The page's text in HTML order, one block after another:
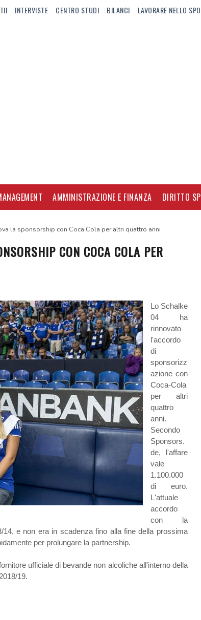
INTERVISTE CENTRO STUDI BILANCI LAVORARE NELLO
AMMINISTRAZIONE E FINANZA DIRITTO
la sponsorship con Coca Cola per altri quattro anni
CON COCA COLA PER
Lo Schalke
04 ha
rinnovato
l'accordo
di
sponsorizz
azione con
Coca-Cola
per altri
quattro
anni.
Secondo
Sponsors.
de, l'affare
vale
1.100.000
di euro.
L'attuale
accordo
con la
e non era in scadenza fino alla fine della prossima
per prolungare la partnership.
ufficiale di bevande non alcoliche all'interno della
19.